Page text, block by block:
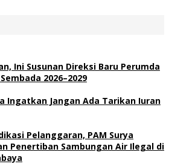
Ini Susunan Direksi Baru Perumda
2026–2029
Ingatkan Jangan Ada Tarikan Iuran
Pelanggaran, PAM Surya
Penertiban Sambungan Air Ilegal di